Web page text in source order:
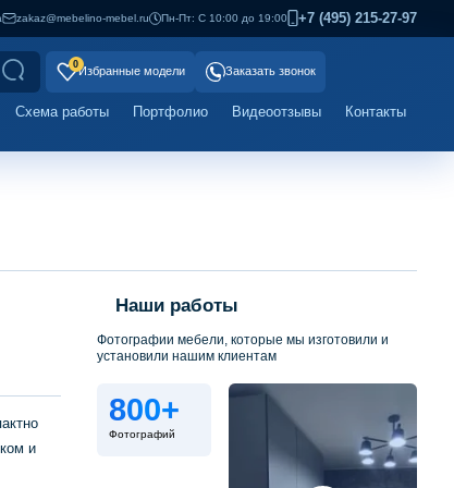
zakaz@mebelino-mebel.ru Пн-Пт: С 10:00 до 19:00 +7 (495) 215-27-97
0
Избранные модели Заказать звонок
Схема работы Портфолио Видеоотзывы Контакты
и
Наши работы
Фотографии мебели, которые мы изготовили и
установили нашим клиентам
800+
Фотографий